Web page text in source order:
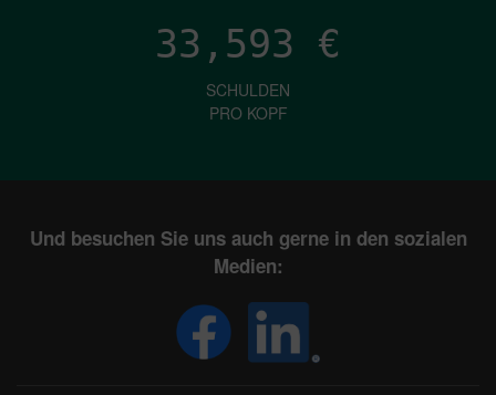
33,593 €
SCHULDEN
PRO KOPF
Und besuchen Sie uns auch gerne in den sozialen
Medien: